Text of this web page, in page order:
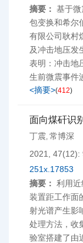
摘要： 基于
包变换和希尔
有限公司耿村
及冲击地压发
表明：冲击地
生前微震事件
<摘要>(412)
面向煤矸识
丁震, 常博深
2021, 47(12):
251x.17853
摘要： 利用
装置距工作面
射光谱产生影
处理方法，收
验室搭建了由